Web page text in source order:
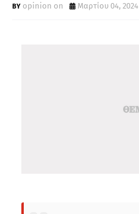
opinion on Μαρτίου 04, 2024